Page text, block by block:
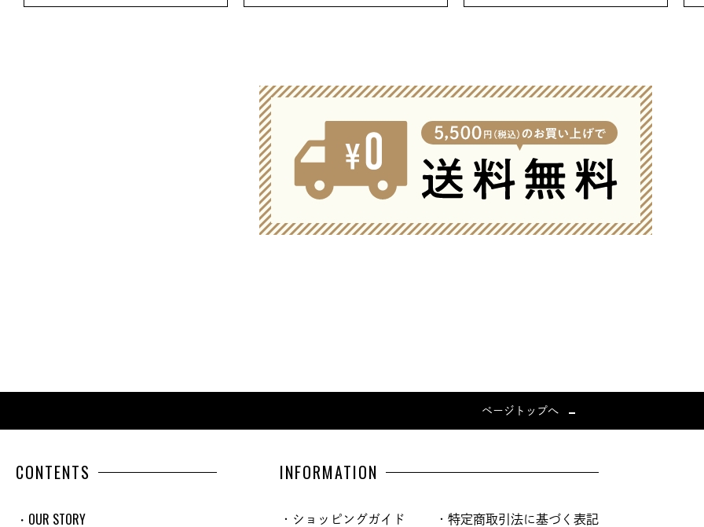
ページトップへ
CONTENTS
・OUR STORY
INFORMATION
・ショッピングガイド ・特定商取引法に基づく表記